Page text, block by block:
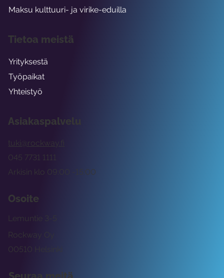
Asiakaspalvelu
tuki@rockway.fi
Arkisin klo 09:00 -15:00
045 7731 1111
Osoite
Rockway Oy
Lemuntie 3-5
00510 Helsinki
Maksu kulttuuri- ja virike-eduilla
Tietoa meistä
Yrityksestä
Työpaikat
Yhteistyö